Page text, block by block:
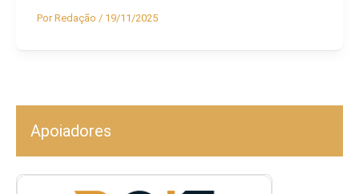
PorRedação / 19/11/2025
Apoiadores